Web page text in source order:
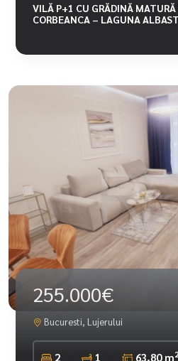
VILĂ P+1 CU GRĂDINĂ MATURĂ
CORBEANCA – LAGUNA
255.000€
Bucuresti, Lujerului
2 1 63.80 m2